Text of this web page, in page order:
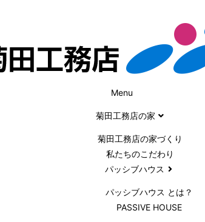
Menu
菊田工務店の家
菊田工務店の家づくり​
私たちのこだわり
パッシブハウス
パッシブハウス とは？
PASSIVE HOUSE